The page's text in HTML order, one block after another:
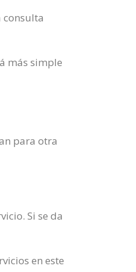
consulta
más simple
para otra
Si se da
en este